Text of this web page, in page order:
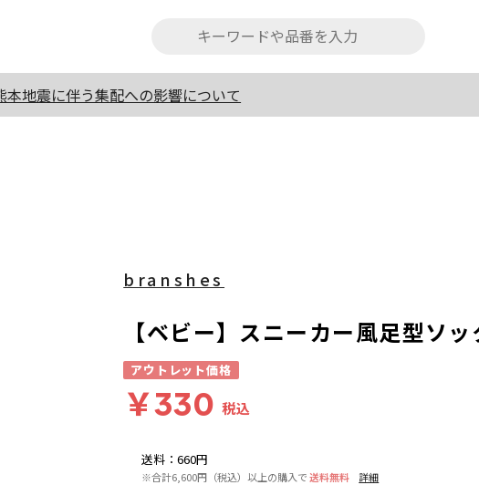
本地震に伴う集配への影響について
送料 ：660円
※合計6,600円（税込）以上の購入で 送料無料
詳細
branshes
【ベビー】スニーカー風足型ソッ
アウトレット価格
￥330 税込